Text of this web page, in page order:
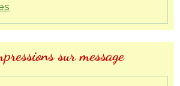
sur message